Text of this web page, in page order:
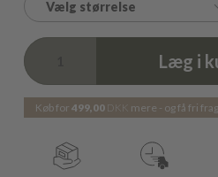
Vælg størrelse
Læg i
Køb for499,00 DKK mere - og få fri